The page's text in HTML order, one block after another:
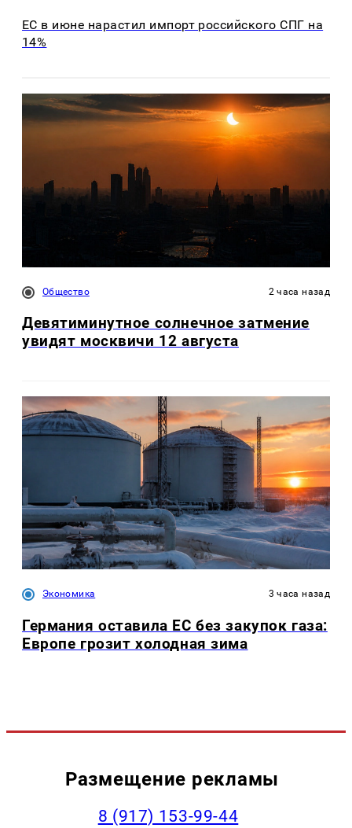
ЕС в июне нарастил импорт российского СПГ на
14%
Общество 2 часа назад
Девятиминутное солнечное затмение
увидят москвичи 12 августа
Экономика 3 часа назад
Германия оставила ЕС без закупок газа:
Европе грозит холодная зима
Размещение рекламы
‭8 (917) 153-99-44